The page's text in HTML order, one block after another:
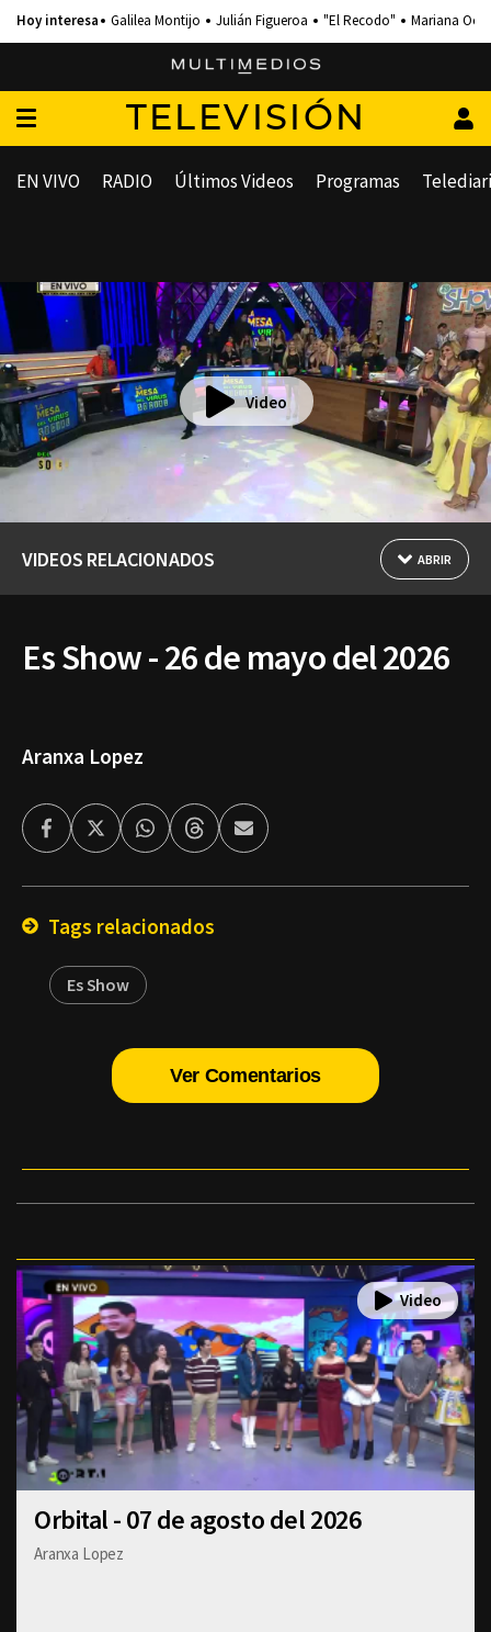
Galilea Montijo Julián Figueroa "El Recodo" Mariana
TELEVISIÓN
EN VIVO RADIO Últimos Videos Programas
Video
VIDEOS RELACIONADOS ABRIR
Es Show - 26 de mayo del 2026
Aranxa Lopez
FacebookTwitterWhatsappThreadsEnviar
por
Tags relacionados
Es Show
Ver Comentarios
Orbital - 07 de agosto del 2026
Aranxa Lopez